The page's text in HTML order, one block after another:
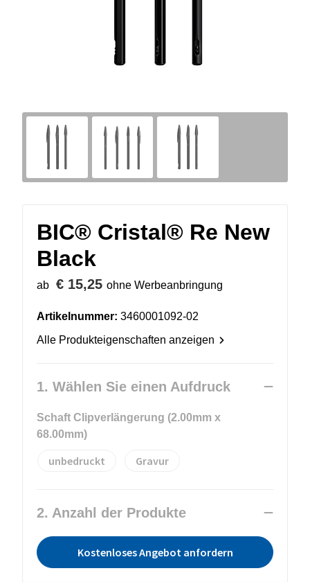
BIC® Cristal® Re New
Black
ab € 15,25 ohne Werbeanbringung
Artikelnummer: 3460001092-02
Alle Produkteigenschaften anzeigen
1. Wählen Sie einen Aufdruck
Schaft Clipverlängerung (2.00mm x
68.00mm)
unbedruckt Gravur
2. Anzahl der Produkte
Kostenloses Angebot anfordern